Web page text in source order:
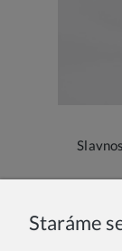
Vítejte v naší
Staráme